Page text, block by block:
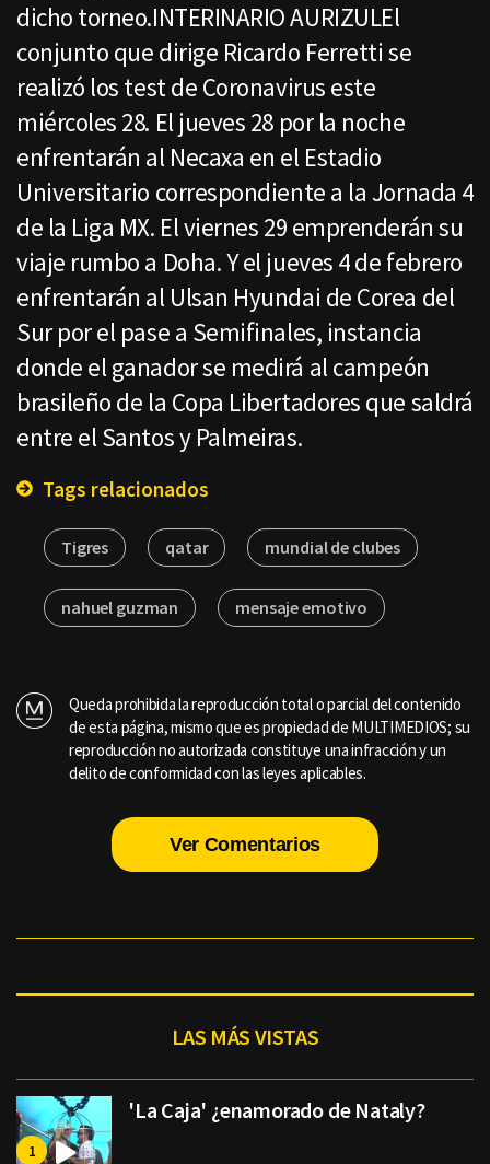
dicho torneo.INTERINARIO AURIZULEl
conjunto que dirige Ricardo Ferretti se
realizó los test de Coronavirus este
miércoles 28. El jueves 28 por la noche
enfrentarán al Necaxa en el Estadio
Universitario correspondiente a la Jornada 4
de la Liga MX. El viernes 29 emprenderán su
viaje rumbo a Doha. Y el jueves 4 de febrero
enfrentarán al Ulsan Hyundai de Corea del
Sur por el pase a Semifinales, instancia
donde el ganador se medirá al campeón
brasileño de la Copa Libertadores que saldrá
entre el Santos y Palmeiras.
Tags relacionados
Tigres qatar mundial de clubes
nahuel guzman mensaje emotivo
Queda prohibida la reproducción total o parcial del contenido
de esta página, mismo que es propiedad de MULTIMEDIOS; su
reproducción no autorizada constituye una infracción y un
delito de conformidad con las leyes aplicables.
Ver Comentarios
LAS MÁS VISTAS
'La Caja' ¿enamorado de Nataly?